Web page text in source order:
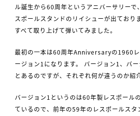
ル誕生から60周年というアニバーサリー
スポールスタンドのリイシューが出ており
すべて取り上げて弾いてみました。
最初の一本は60周年Anniversaryの1960
ージョン1になります。 バージョン1、バ
とあるのですが、それぞれ何が違うのか紹
バージョン1というのは60年製レスポール
ているので、前年の59年のレスポールスタ